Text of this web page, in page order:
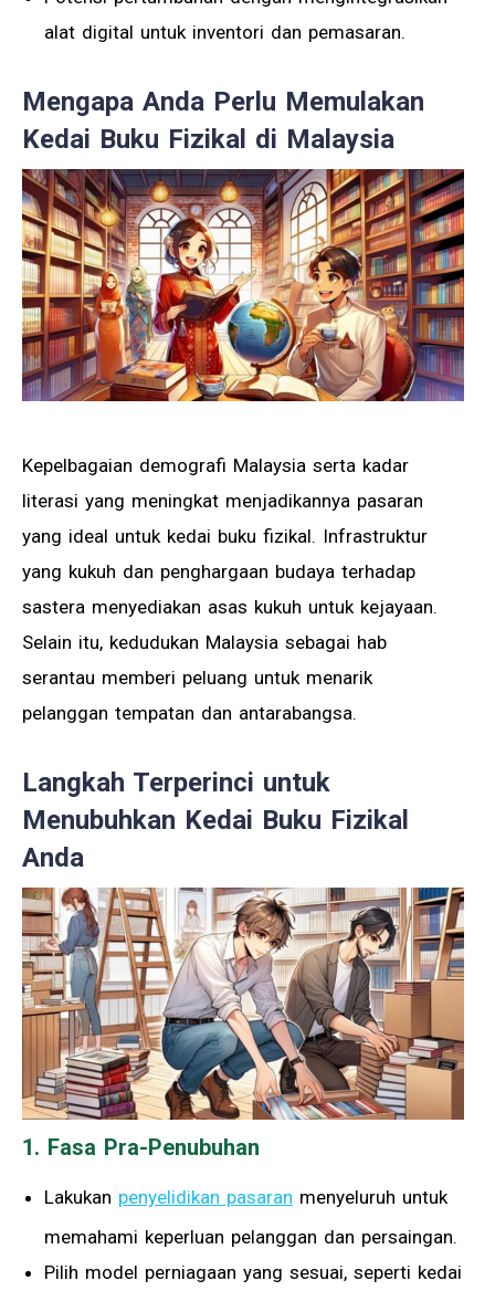
alat digital untuk inventori dan pemasaran.
Mengapa Anda Perlu Memulakan
Kedai Buku Fizikal di Malaysia
Kepelbagaian demografi Malaysia serta kadar
literasi yang meningkat menjadikannya pasaran
yang ideal untuk kedai buku fizikal. Infrastruktur
yang kukuh dan penghargaan budaya terhadap
sastera menyediakan asas kukuh untuk kejayaan.
Selain itu, kedudukan Malaysia sebagai hab
serantau memberi peluang untuk menarik
pelanggan tempatan dan antarabangsa.
Langkah Terperinci untuk
Menubuhkan Kedai Buku Fizikal
Anda
1. Fasa Pra-Penubuhan
Lakukan penyelidikan pasaran menyeluruh untuk
memahami keperluan pelanggan dan persaingan.
Pilih model perniagaan yang sesuai, seperti kedai